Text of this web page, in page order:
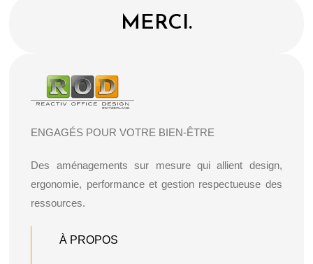
MERCI.
ENGAGÉS POUR VOTRE BIEN-ÊTRE
Des aménagements sur mesure qui allient design,
ergonomie, performance et gestion respectueuse des
ressources.
À PROPOS